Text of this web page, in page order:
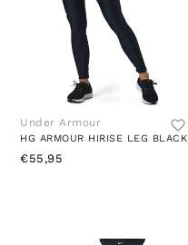
Under Armour
HG ARMOUR HIRISE LEG BLACK
€55,95